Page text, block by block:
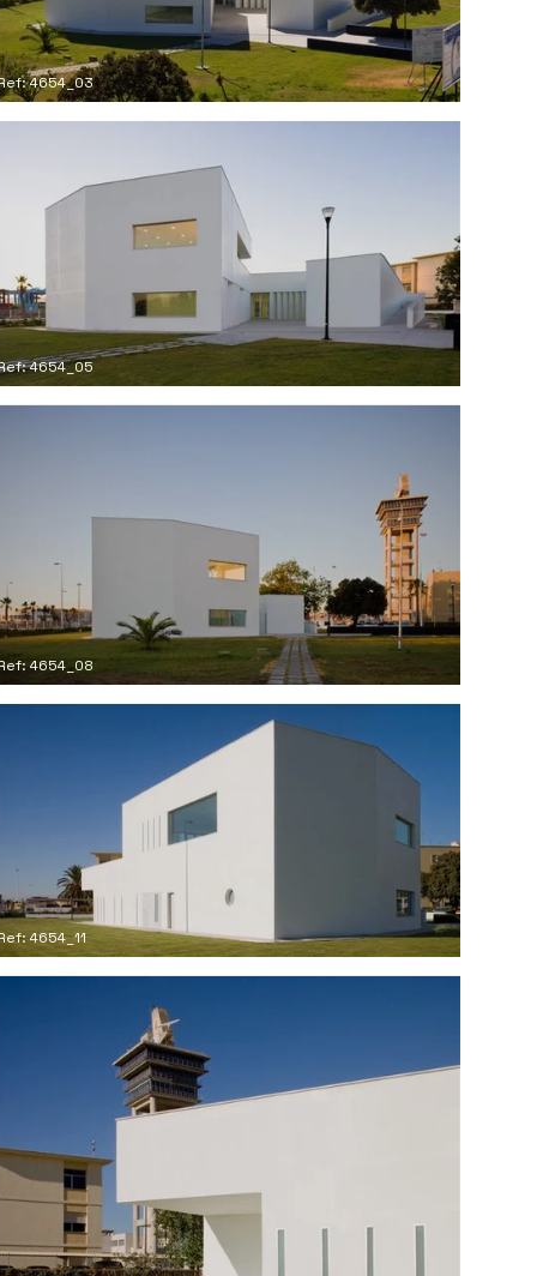
4654_03
4654_05
4654_08
4654_11